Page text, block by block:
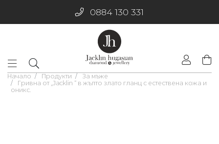
0884 130 331
Начало Продукти
За мъже
Гривна от „Jacklin “ в жълто злато гланц с естествена кожа и
оникс.